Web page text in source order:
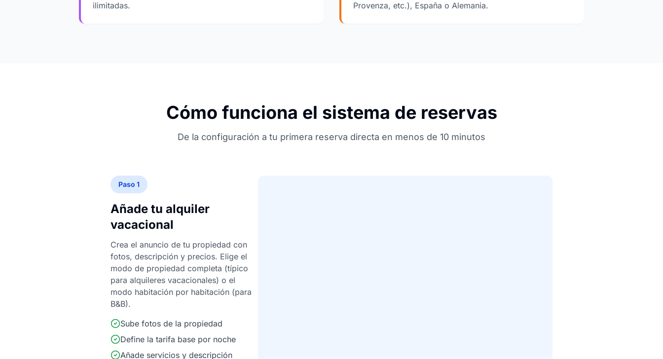
ilimitadas.
Provenza, etc.), España o Alemania.
Cómo funciona el sistema de reservas
De la configuración a tu primera reserva directa en menos de 10 minutos
Paso 1
Añade tu alquiler
vacacional
Crea el anuncio de tu propiedad con
fotos, descripción y precios. Elige el
modo de propiedad completa (típico
para alquileres vacacionales) o el
modo habitación por habitación (para
B&B).
Sube fotos de la propiedad
Define la tarifa base por noche
Añade servicios y descripción